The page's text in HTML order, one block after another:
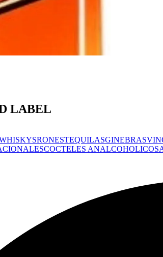
LABEL
RONESTEQUILASGINEBRAS
COCTELES ANALCOHOLICOS